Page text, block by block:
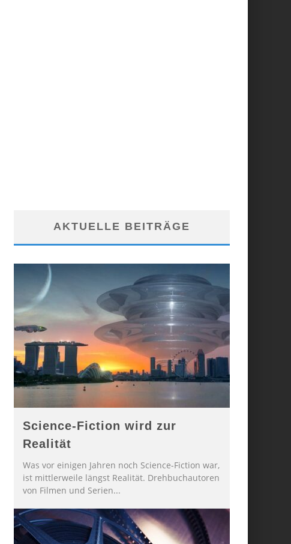
AKTUELLE BEITRÄGE
Science-Fiction wird zur
Realität
Was vor einigen Jahren noch Science-Fiction war,
ist mittlerweile längst Realität. Drehbuchautoren
von Filmen und Serien...